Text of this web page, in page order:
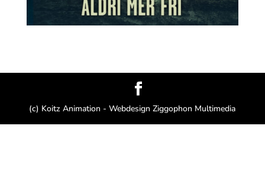
(c) Koitz Animation - Webdesign Ziggophon Multimedia